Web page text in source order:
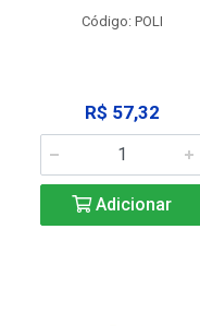
Código: POLI
R$ 57,32
Adicionar